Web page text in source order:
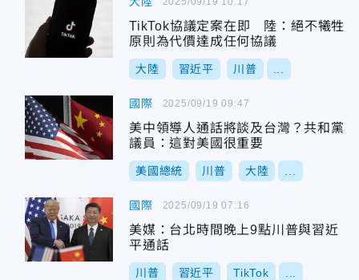
TikTok協議定案在即 陸：絕不犧牲
原則為代價達成任何協議
大陸 習近平 川普
國際
美中領導人通話將談及台灣？共和黨
議員：這對美國很重要
美國總統 川普 大陸
2025/09/19 09:47
國際
美媒：台北時間晚上9點川普與習近
平通話
川普 習近平 TikTok
2025/09/19 07:16